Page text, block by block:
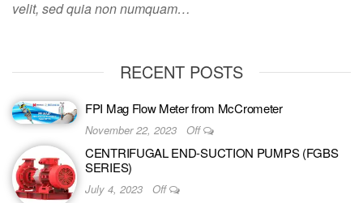
velit, sed quia non numquam…
RECENT POSTS
FPI Mag Flow Meter from McCrometer
November 22, 2023 Off
CENTRIFUGAL END-SUCTION PUMPS (FGBS
SERIES)
July 4, 2023 Off